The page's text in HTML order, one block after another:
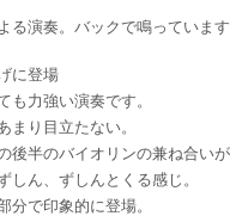
る演奏。バックで鳴っていま
に登場
も力強い演奏です。
まり目立たない。
後半のバイオリンの兼ね合い
しん、ずしんとくる感じ。
分で印象的に登場。